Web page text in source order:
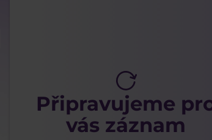
Připravujeme
vás záznam